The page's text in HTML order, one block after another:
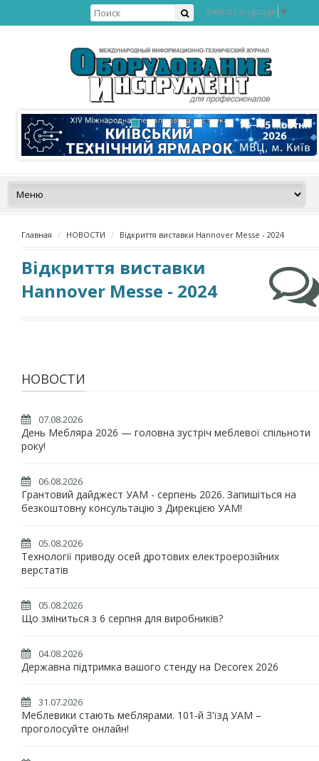
Select Language ▼
Главная НОВОСТИ Відкриття виставки Hannover Messe - 2024
Відкриття виставки
Hannover Messe - 2024
НОВОСТИ
07.08.2026
День Мебляра 2026 — головна зустріч меблевої спільноти
року!
06.08.2026
Грантовий дайджест УАМ - серпень 2026. Запишіться на
безкоштовну консультацію з Дирекцією УАМ!
05.08.2026
Технології приводу осей дротових електроерозійних
верстатів
05.08.2026
Що зміниться з 6 серпня для виробників?
04.08.2026
Державна підтримка вашого стенду на Decorex 2026
31.07.2026
Меблевики стають меблярами. 101-й З'їзд УАМ –
проголосуйте онлайн!